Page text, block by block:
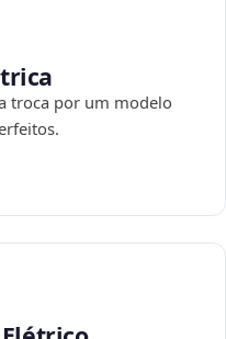
troca por um modelo